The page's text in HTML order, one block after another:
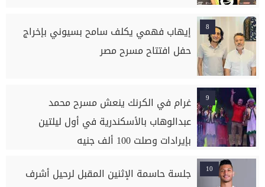
8
إيهاب فهمي يكلف سامح بسيوني بإخراج
حفل افتتاح مسرح مصر
9
غرام في الكرنك ينعش مسرح محمد
عبدالوهاب بالأسكندرية في أول ليلتين
بإيرادات وصلت 100 ألف جنيه
10
جلسة حاسمة الإثنين المقبل لرحيل أشرف